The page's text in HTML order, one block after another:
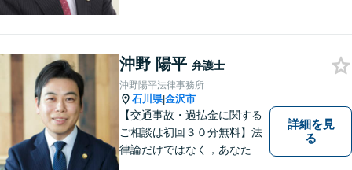
沖野 陽平 弁護士
沖野陽平法律事務所
石川県|金沢市
【交通事故・過払金に関する
ご相談は初回３０分無料】法
律論だけではなく，あなたの
詳細を見
る